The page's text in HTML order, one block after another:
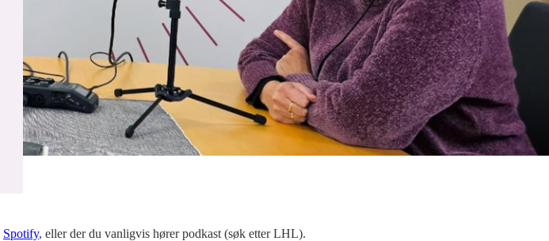
Spotify, eller der du vanligvis hører podkast (søk etter LHL).